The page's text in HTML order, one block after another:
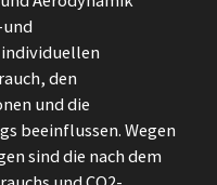
den
und die
beeinflussen. Wegen
sind die nach dem